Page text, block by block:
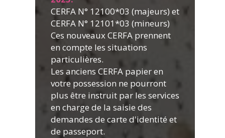
CERFA N° 12100*03 (majeurs) et
CERFA N° 12101*03 (mineurs)
Ces nouveaux CERFA prennent
en compte les situations
particulières.
Les anciens CERFA papier en
votre possession ne pourront
plus être instruit par les services
en charge de la saisie des
demandes de carte d'identité et
de passeport.